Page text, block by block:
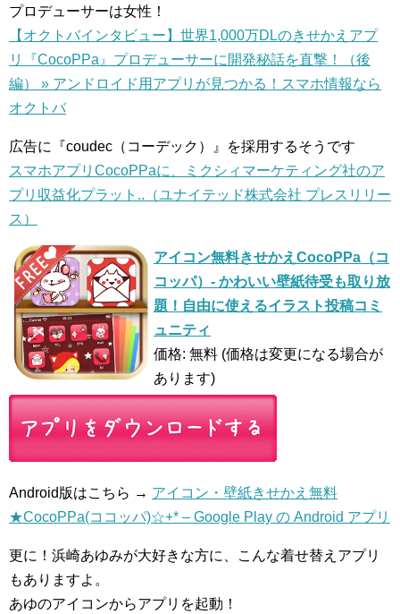
プロデューサーは女性！
【オクトバインタビュー】世界1,000万DLのきせかえアプ
リ『CocoPPa』プロデューサーに開発秘話を直撃！（後
編） » アンドロイド用アプリが見つかる！スマホ情報なら
オクトバ
広告に『coudec（コーデック）』を採用するそうです
スマホアプリCocoPPaに、ミクシィマーケティング社のア
プリ収益化プラット..（ユナイテッド株式会社 プレスリリー
ス）
アイコン無料きせかえCocoPPa（コ
コッパ）- かわいい壁紙待受も取り放
題！自由に使えるイラスト投稿コミ
ュニティ
価格: 無料 (価格は変更になる場合が
あります)
Android版はこちら → アイコン・壁紙きせかえ無料
★CocoPPa(ココッパ)☆+* – Google Play の Android アプリ
更に！浜崎あゆみが大好きな方に、こんな着せ替えアプリ
もありますよ。
あゆのアイコンからアプリを起動！